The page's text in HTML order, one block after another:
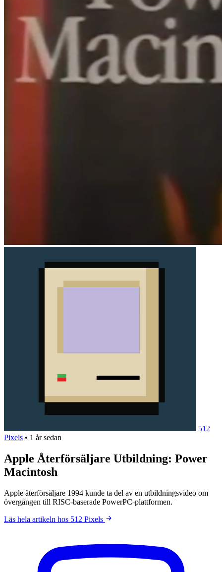
512
Pixels • 1 år sedan
Apple Återförsäljare Utbildning: Power
Macintosh
Apple återförsäljare 1994 kunde ta del av en utbildningsvideo om
övergången till RISC-baserade PowerPC-plattformen.
Läs hela artikeln hos 512 Pixels